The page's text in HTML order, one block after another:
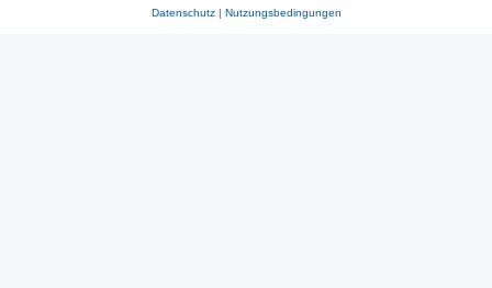
Datenschutz| Nutzungsbedingungen